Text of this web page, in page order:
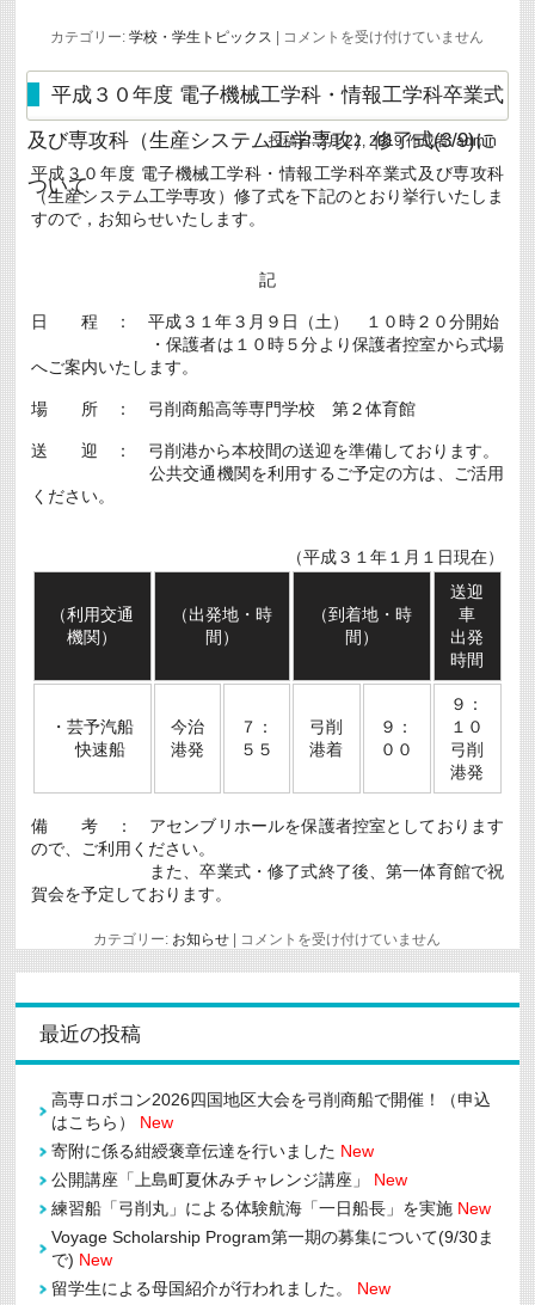
カテゴリー: 学校・学生トピックス
退
式・
終
業
を
施
し
コメントを受け付けていません
平成３０年度 電子機械工学科・情報工学科卒業式
及び専攻科（生産システム工学専攻）修了式(3/9)に
ついて
投稿日: 2月 22, 2019 作成者: admin
平成３０年度 電子機械工学科・情報工学科卒業式及び専攻科
（生産システム工学専攻）修了式を下記のとおり挙行いたしま
すので，お知らせいたします。
記
日 程 ： 平成３１年３月９日（土） １０時２０分開始
・保護者は１０時５分より保護者控室から式場
へご案内いたします。
場 所 ： 弓削商船高等専門学校 第２体育館
送 迎 ： 弓削港から本校間の送迎を準備しております。
公共交通機関を利用するご予定の方は、ご活用
ください。
（平成３１年１月１日現在）
（利用交通
機関）
（出発地・時
間）
（到着地・時
間）
送迎
車
出発
時間
・芸予汽船
快速船
今治
港発
７：
５５
弓削
港着
９：
００
９：
１０
弓削
港発
備 考 ： アセンブリホールを保護者控室としております
ので、ご利用ください。
また、卒業式・修了式終了後、第一体育館で祝
賀会を予定しております。
カテゴリー: お知らせ
平
成
３
年
子
械
科・
情
報
工
科
業
式
コメントを受け付けていません
最近の投稿
高専ロボコン2026四国地区大会を弓削商船で開催！（申込
はこちら） New
寄附に係る紺綬褒章伝達を行いました New
公開講座「上島町夏休みチャレンジ講座」
New
練習船「弓削丸」による体験航海「一日船長」を実施 New
Voyage Scholarship Program第一期の募集について(9/30ま
で) New
留学生による母国紹介が行われました。 New